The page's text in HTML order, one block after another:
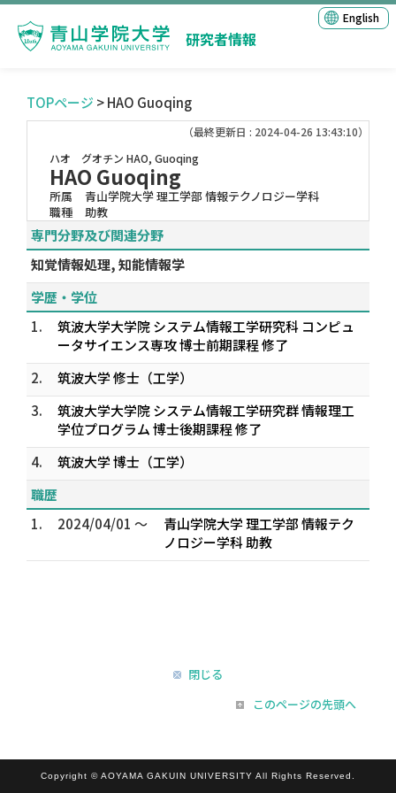
研究者情報
English
TOPページ > HAO Guoqing
（最終更新日 : 2024-04-26 13:43:10）
ハオ グオチン HAO, Guoqing
HAO Guoqing
所属
青山学院大学 理工学部 情報テクノロジー学科
職種
助教
専門分野及び関連分野
知覚情報処理, 知能情報学
学歴・学位
1.
筑波大学大学院 システム情報工学研究科 コンピュ
ータサイエンス専攻 博士前期課程 修了
2.
筑波大学 修士（工学）
3.
筑波大学大学院 システム情報工学研究群 情報理工
学位プログラム 博士後期課程 修了
4.
筑波大学 博士（工学）
職歴
1.
2024/04/01 ～
青山学院大学 理工学部 情報テク
ノロジー学科 助教
閉じる
このページの先頭へ
Copyright © AOYAMA GAKUIN UNIVERSITY All Rights Reserved.